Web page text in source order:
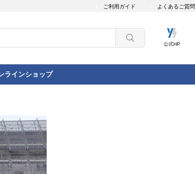
ご利用ガイド よくあるご質問
公式HP
ラインショップ